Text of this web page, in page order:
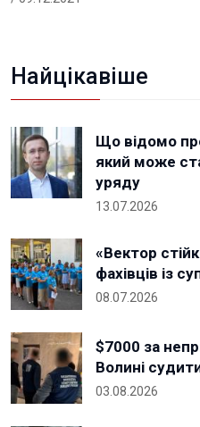
Найцікавіше
Що відомо
який може
уряду
13.07.2026
«Вектор
фахівців із
08.07.2026
$7000 за
Волині
03.08.2026